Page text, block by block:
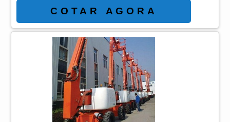
informações por meio da própria empresa e
descobrindo a líder da área de atuação.
Quando o tema é plataforma aérea
pantográfica JLG 3246 es, com os
profissionais da ASL Equipamentos
alcançará precisão com a satisfação plena
dos clientes respeitando os valores
humanos, éticos e ambientais. MAIS ...
COTAR AGORA